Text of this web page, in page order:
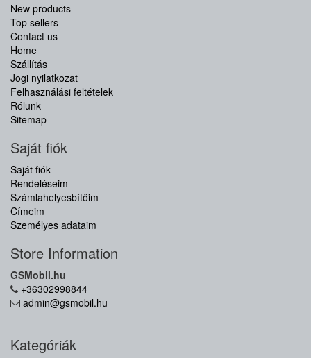
New products
Top sellers
Contact us
Home
Szállítás
Jogi nyilatkozat
Felhasználási feltételek
Rólunk
Sitemap
Saját fiók
Saját fiók
Rendeléseim
Számlahelyesbítőim
Címeim
Személyes adataim
Store Information
GSMobil.hu
+36302998844
admin@gsmobil.hu
Kategóriák